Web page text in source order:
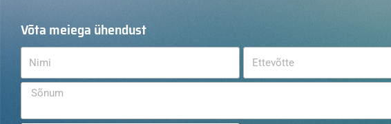
Võta meiega ühendust